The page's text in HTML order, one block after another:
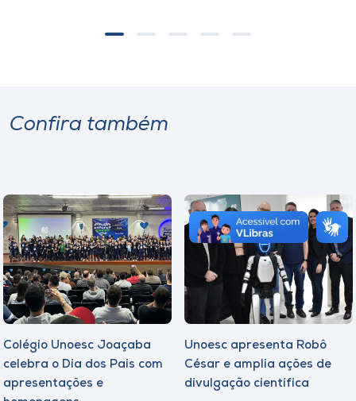
Confira também
Colégio Unoesc Joaçaba
celebra o Dia dos Pais com
apresentações e
Unoesc apresenta Robô
César e amplia ações de
divulgação científica